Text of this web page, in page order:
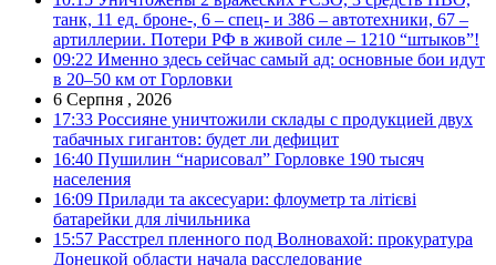
танк, 11 ед. броне-, 6 – спец- и 386 – автотехники, 67 –
артиллерии. Потери РФ в живой силе – 1210 “штыков”!
09:22 Именно здесь сейчас самый ад: основные бои идут
в 20–50 км от Горловки
6 Серпня , 2026
17:33 Россияне уничтожили склады с продукцией двух
табачных гигантов: будет ли дефицит
16:40 Пушилин “нарисовал” Горловке 190 тысяч
населения
16:09 Прилади та аксесуари: флоуметр та літієві
батарейки для лічильника
15:57 Расстрел пленного под Волновахой: прокуратура
Донецкой области начала расследование